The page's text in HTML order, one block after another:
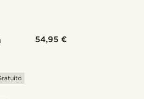
54,95 €